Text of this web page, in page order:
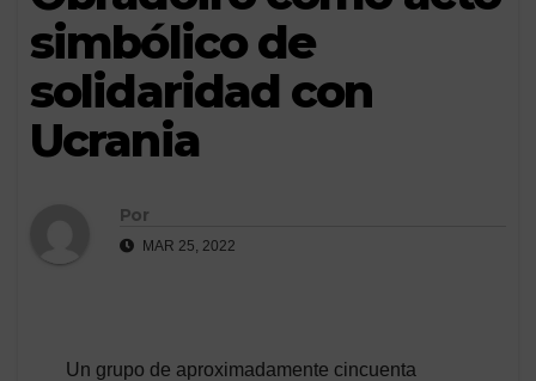
simbólico de
solidaridad con
Ucrania
Por
MAR 25, 2022
Un grupo de aproximadamente cincuenta